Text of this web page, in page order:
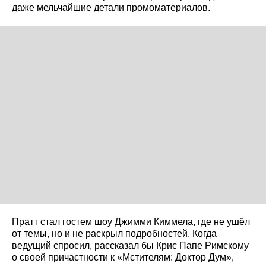
даже мельчайшие детали промоматериалов.
Пратт стал гостем шоу Джимми Киммела, где не ушёл
от темы, но и не раскрыл подробностей. Когда
ведущий спросил, рассказал бы Крис Папе Римскому
о своей причастности к «Мстителям: Доктор Дум»,